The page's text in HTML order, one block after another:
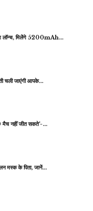
लॉन्च, मिलेंगे 5200mAh…
चली जाएंगी आपके…
नहीं जीत सकते’-…
मस्क के पिता, जानें…